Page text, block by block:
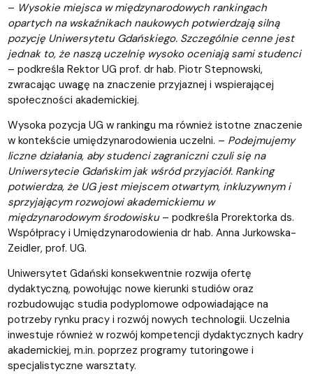
– Wysokie miejsca w międzynarodowych rankingach
opartych na wskaźnikach naukowych potwierdzają silną
pozycję Uniwersytetu Gdańskiego. Szczególnie cenne jest
jednak to, że naszą uczelnię wysoko oceniają sami studenci
– podkreśla Rektor UG prof. dr hab. Piotr Stepnowski,
zwracając uwagę na znaczenie przyjaznej i wspierającej
społeczności akademickiej.
Wysoka pozycja UG w rankingu ma również istotne znaczenie
w kontekście umiędzynarodowienia uczelni. – Podejmujemy
liczne działania, aby studenci zagraniczni czuli się na
Uniwersytecie Gdańskim jak wśród przyjaciół. Ranking
potwierdza, że UG jest miejscem otwartym, inkluzywnym i
sprzyjającym rozwojowi akademickiemu w
międzynarodowym środowisku – podkreśla Prorektorka ds.
Współpracy i Umiędzynarodowienia dr hab. Anna Jurkowska-
Zeidler, prof. UG.
Uniwersytet Gdański konsekwentnie rozwija ofertę
dydaktyczną, powołując nowe kierunki studiów oraz
rozbudowując studia podyplomowe odpowiadające na
potrzeby rynku pracy i rozwój nowych technologii. Uczelnia
inwestuje również w rozwój kompetencji dydaktycznych kadry
akademickiej, m.in. poprzez programy tutoringowe i
specjalistyczne warsztaty.